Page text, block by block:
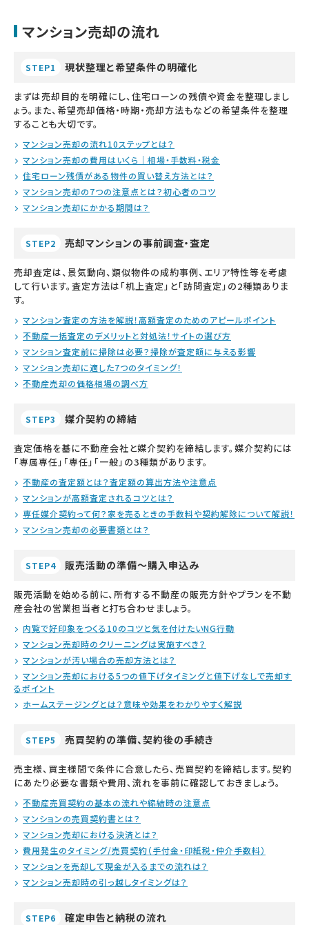
マンション売却の流れ
STEP1 現状整理と希望条件の明確化
まずは売却目的を明確にし、住宅ローンの残債や資金を整理しまし
ょう。また、希望売却価格・時期・売却方法もなどの希望条件を整理
することも大切です。
マンション売却の流れ10ステップとは？
マンション売却の費用はいくら｜相場・手数料・税金
住宅ローン残債がある物件の買い替え方法とは？
マンション売却の7つの注意点とは？初心者のコツ
マンション売却にかかる期間は？
STEP2 売却マンションの事前調査・査定
売却査定は、景気動向、類似物件の成約事例、エリア特性等を考慮
して行います。査定方法は「机上査定」と「訪問査定」の2種類ありま
す。
マンション査定の方法を解説！高額査定のためのアピールポイント
不動産一括査定のデメリットと対処法！サイトの選び方
マンション査定前に掃除は必要？掃除が査定額に与える影響
マンション売却に適した7つのタイミング！
不動産売却の価格相場の調べ方
STEP3 媒介契約の締結
査定価格を基に不動産会社と媒介契約を締結します。媒介契約には
「専属専任」「専任」「一般」の3種類があります。
不動産の査定額とは？査定額の算出方法や注意点
マンションが高額査定されるコツとは？
専任媒介契約って何？家を売るときの手数料や契約解除について解説！
マンション売却の必要書類とは？
STEP4 販売活動の準備～購入申込み
販売活動を始める前に、所有する不動産の販売方針やプランを不動
産会社の営業担当者と打ち合わせましょう。
内覧で好印象をつくる10のコツと気を付けたいNG行動
マンション売却時のクリーニングは実施すべき？
マンションが汚い場合の売却方法とは？
マンション売却における5つの値下げタイミングと値下げなしで売却す
るポイント
ホームステージングとは？意味や効果をわかりやすく解説
STEP5 売買契約の準備、契約後の手続き
売主様、買主様間で条件に合意したら、売買契約を締結します。契約
にあたり必要な書類や費用、流れを事前に確認しておきましょう。
不動産売買契約の基本の流れや締結時の注意点
マンションの売買契約書とは？
マンション売却における決済とは？
費用発生のタイミング/売買契約（手付金・印紙税・仲介手数料）
マンションを売却して現金が入るまでの流れは？
マンション売却時の引っ越しタイミングは？
STEP6 確定申告と納税の流れ